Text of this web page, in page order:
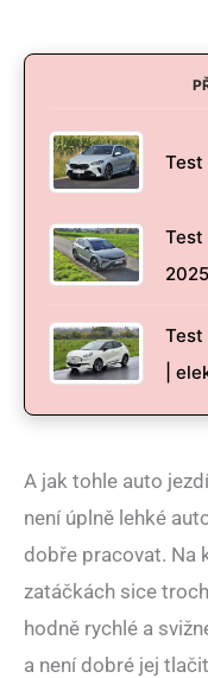
Test
Test
2025
Test
|
A jak tohle auto
není úplně lehké
dobře pracovat. Na
zatáčkách sice
hodně rychlé a
a není dobré jej